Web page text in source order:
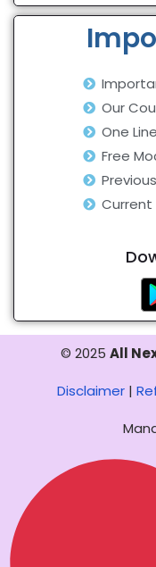
Our
One
Free
Current
© 2025 All
Disclaimer|